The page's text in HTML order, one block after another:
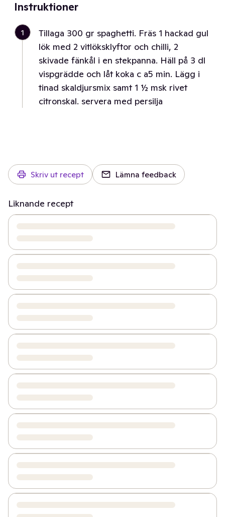
Instruktioner
1
Tillaga 300 gr spaghetti. Fräs 1 hackad gul
lök med 2 vitlöksklyftor och chilli, 2
skivade fänkål i en stekpanna. Häll på 3 dl
vispgrädde och låt koka c a5 min. Lägg i
tinad skaldjursmix samt 1 ½ msk rivet
citronskal. servera med persilja
Skriv ut recept Lämna feedback
Liknande recept